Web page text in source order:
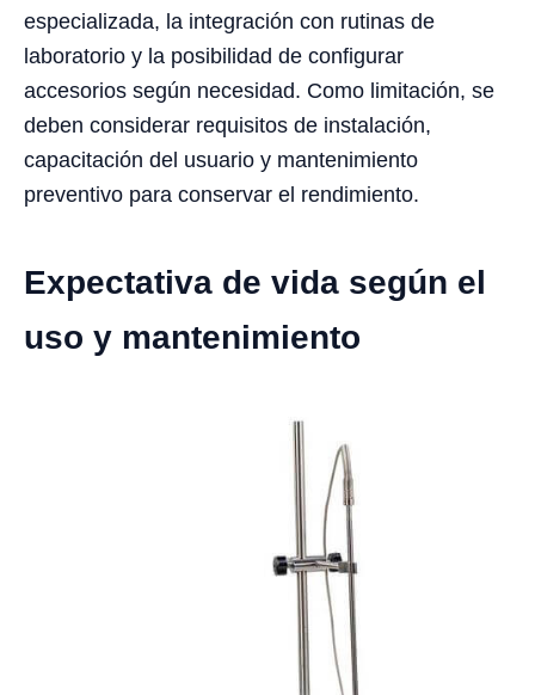
especializada, la integración con rutinas de
laboratorio y la posibilidad de configurar
accesorios según necesidad. Como limitación, se
deben considerar requisitos de instalación,
capacitación del usuario y mantenimiento
preventivo para conservar el rendimiento.
Expectativa de vida según el
uso y mantenimiento